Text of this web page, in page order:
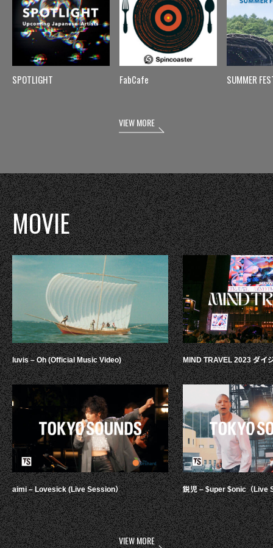
SPOTLIGHT FabCafe SUMMER
VIEW MORE
MOVIE
luvis – Oh (Official Music Video)
aimi – Lovesick (Live Session）
MIND TRAVEL 2023 ダイ
鋭児 – $uper $onic（Live
VIEW MORE